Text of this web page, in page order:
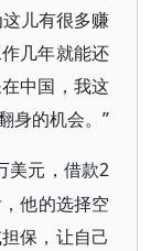
儿有很多赚
几年就能还
中国，我这
身的机会。”
美元，借款2
他的选择空
保，让自己